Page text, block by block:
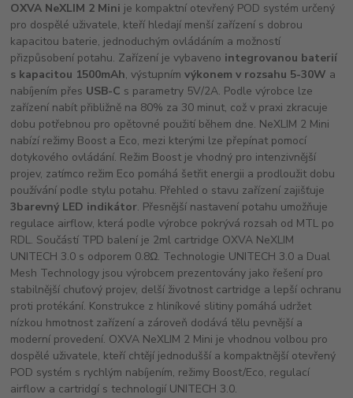
OXVA NeXLIM 2 Mini je kompaktní otevřený POD systém určený
pro dospělé uživatele, kteří hledají menší zařízení s dobrou
kapacitou baterie, jednoduchým ovládáním a možností
přizpůsobení potahu. Zařízení je vybaveno integrovanou baterií
s kapacitou 1500mAh, výstupnímvýkonem v rozsahu 5-30W a
nabíjením přes USB-C s parametry 5V/2A. Podle výrobce lze
zařízení nabít přibližně na 80% za 30 minut, což v praxi zkracuje
dobu potřebnou pro opětovné použití během dne. NeXLIM 2 Mini
nabízí režimy Boost a Eco, mezi kterými lze přepínat pomocí
dotykového ovládání. Režim Boost je vhodný pro intenzivnější
projev, zatímco režim Eco pomáhá šetřit energii a prodloužit dobu
používání podle stylu potahu. Přehled o stavu zařízení zajišťuje
3barevný LED indikátor. Přesnější nastavení potahu umožňuje
regulace airflow, která podle výrobce pokrývá rozsah od MTL po
RDL. Součástí TPD balení je 2ml cartridge OXVA NeXLIM
UNITECH 3.0 s odporem 0.8Ω. Technologie UNITECH 3.0 a Dual
Mesh Technology jsou výrobcem prezentovány jako řešení pro
stabilnější chuťový projev, delší životnost cartridge a lepší ochranu
proti protékání. Konstrukce z hliníkové slitiny pomáhá udržet
nízkou hmotnost zařízení a zároveň dodává tělu pevnější a
moderní provedení. OXVA NeXLIM 2 Mini je vhodnou volbou pro
dospělé uživatele, kteří chtějí jednodušší a kompaktnější otevřený
POD systém s rychlým nabíjením, režimy Boost/Eco, regulací
airflow a cartridgí s technologií UNITECH 3.0.